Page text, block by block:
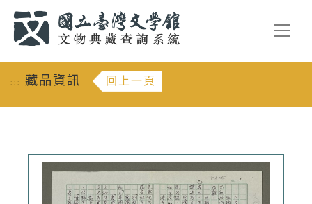
::: 藏品資訊 回上一頁